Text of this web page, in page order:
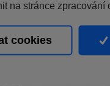
na stránce zpracování
cookies